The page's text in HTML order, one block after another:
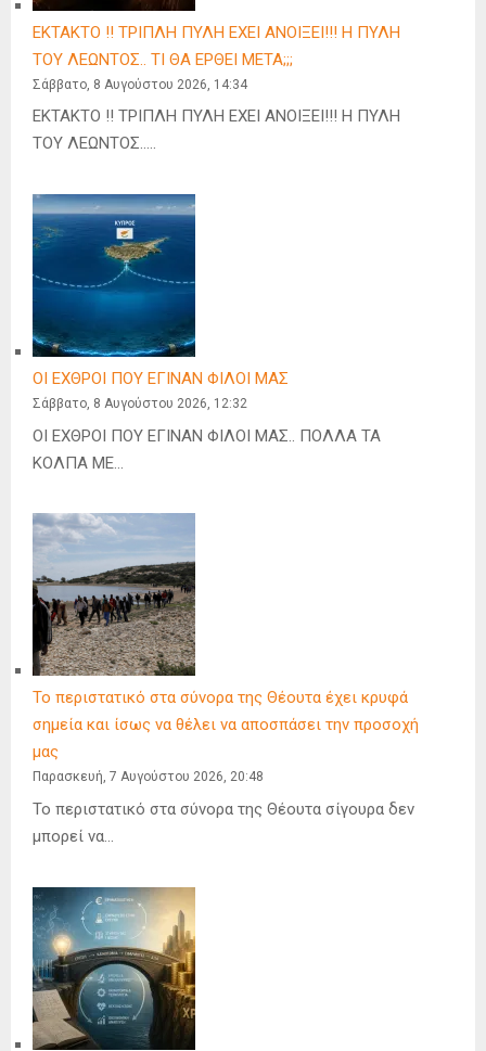
ΕΚΤΑΚΤΟ !! ΤΡΙΠΛΗ ΠΥΛΗ ΕΧΕΙ ΑΝΟΙΞΕΙ!!! Η ΠΥΛΗ
ΤΟΥ ΛΕΩΝΤΟΣ.. ΤΙ ΘΑ ΕΡΘΕΙ ΜΕΤΑ;;;
Σάββατο, 8 Αυγούστου 2026, 14:34
ΕΚΤΑΚΤΟ !! ΤΡΙΠΛΗ ΠΥΛΗ ΕΧΕΙ ΑΝΟΙΞΕΙ!!! Η ΠΥΛΗ
ΤΟΥ ΛΕΩΝΤΟΣ…..
ΟΙ ΕΧΘΡΟΙ ΠΟΥ ΕΓΙΝΑΝ ΦΙΛΟΙ ΜΑΣ
Σάββατο, 8 Αυγούστου 2026, 12:32
ΟΙ ΕΧΘΡΟΙ ΠΟΥ ΕΓΙΝΑΝ ΦΙΛΟΙ ΜΑΣ.. ΠΟΛΛΑ ΤΑ
ΚΟΛΠΑ ΜΕ…
Το περιστατικό στα σύνορα της Θέουτα έχει κρυφά
σημεία και ίσως να θέλει να αποσπάσει την προσοχή
μας
Παρασκευή, 7 Αυγούστου 2026, 20:48
Το περιστατικό στα σύνορα της Θέουτα σίγουρα δεν
μπορεί να…